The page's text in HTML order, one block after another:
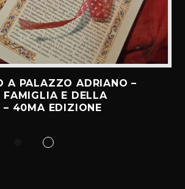
A PALAZZO ADRIANO –
FAMIGLIA E DELLA
– 40MA EDIZIONE